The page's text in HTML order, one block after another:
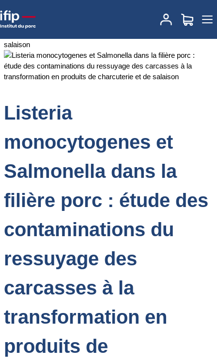
Accueil
Listeria monocytogenes et Salmonella
dans la filière porc : étude des contaminations du ressuyage des
salaison
Listeria
monocytogenes et
Salmonella dans la
filière porc : étude des
contaminations du
ressuyage des
carcasses à la
transformation en
produits de